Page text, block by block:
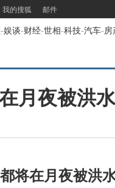
我的搜狐 邮件
-娱谈-财经-世相-科技-汽车-房
月夜被洪
将在月夜被洪